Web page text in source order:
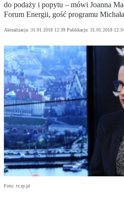
do podaży i popytu – mówi Joanna
Forum Energii, gość programu
Aktualizacja: 31.01.2018 12:39 Publikacja: 31.01.2018
Foto: tv.rp.pl